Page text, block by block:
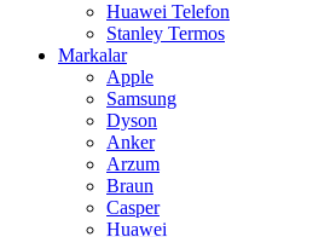
Huawei Telefon
Stanley Termos
Markalar
Apple
Samsung
Dyson
Anker
Arzum
Braun
Casper
Huawei